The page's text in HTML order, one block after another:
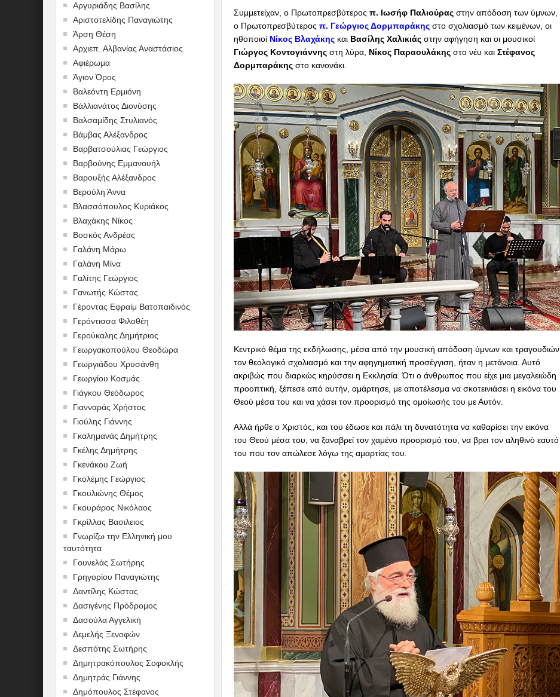
Αργυριάδης Βασίλης
Αριστοτελίδης Παναγιώτης
Άρση Θέση
Αρχιεπ. Αλβανίας Αναστάσιος
Αφιέρωμα
Άγιον Όρος
Βαλεόντη Ερμιόνη
Βάλλιανάτος Διονύσης
Βαλσαμίδης Στυλιανός
Βάμβας Αλέξανδρος
Βαρβατσούλιας Γεώργιος
Βαρβούνης Εμμανουήλ
Βαρουξής Αλέξανδρος
Βερούλη Άννα
Βλασσόπουλος Κυριάκος
Βλαχάκης Νίκος
Βοσκός Ανδρέας
Γαλάνη Μάρω
Γαλάνη Μίνα
Γαλίτης Γεώργιος
Γανωτής Κώστας
Γέροντας Εφραίμ Βατοπαιδινός
Γερόντισσα Φιλοθέη
Γερούκαλης Δημήτριος
Γεωργακοπούλου Θεοδώρα
Γεωργιάδου Χρυσάνθη
Γεωργίου Κοσμάς
Γιάγκου Θεόδωρος
Γιανναράς Χρήστος
Γιούλης Γιάννης
Γκαλημανάς Δημήτρης
Γκέλης Δημήτρης
Γκενάκου Ζωή
Γκολέμης Γεώργιος
Γκουλιώνης Θέμος
Γκουράρος Νικόλαος
Γκρίλλας Βασιλειος
Γνωρίζω την Ελληνική μου
ταυτότητα
Γουνελάς Σωτήρης
Γρηγορίου Παναγιώτης
Δαντίλης Κώστας
Δασιγένης Πρόδρομος
Δασούλα Αγγελική
Δεμελής Ξενοφών
Δεσπότης Σωτήρης
Δημητρακόπουλος Σοφοκλής
Δημητράς Γιάννης
Δημόπουλος Στέφανος
Συμμετείχαν, ο Πρωτοπρεσβύτερος π. Ιωσήφ Παλιούρας στην απόδοση των ύμνων,
ο Πρωτοπρεσβύτερος π. Γεώργιος Δορμπαράκης στο σχολιασμό των κειμένων, οι
ηθοποιοί Νίκος Βλαχάκης και Βασίλης Χαλικιάς στην αφήγηση και οι μουσικοί
Γιώργος Κοντογιάννης στη λύρα, Νίκος Παραουλάκης στο νέυ καιΣτέφανος
Δορμπαράκης στο κανονάκι.
Κεντρικό θέμα της εκδήλωσης, μέσα από την μουσική απόδοση ύμνων και τραγουδιών,
τον θεολογικό σχολιασμό και την αφηγηματική προσέγγιση, ήταν η μετάνοια. Αυτό
ακριβώς που διαρκώς κηρύσσει η Εκκλησία. Ότι ο άνθρωπος που είχε μια μεγαλειώδη
προοπτική, ξέπεσε από αυτήν, αμάρτησε, με αποτέλεσμα να σκοτεινιάσει η εικόνα του
Θεού μέσα του και να χάσει τον προορισμό της ομοίωσής του με Αυτόν.
Αλλά ήρθε ο Χριστός, και του έδωσε και πάλι τη δυνατότητα να καθαρίσει την εικόνα
του Θεού μέσα του, να ξαναβρεί τον χαμένο προορισμό του, να βρει τον αληθινό εαυτό
του που τον απώλεσε λόγω της αμαρτίας του.